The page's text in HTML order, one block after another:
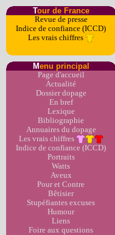
Tour de France
Revue de presse
Indice de confiance (ICCD)
Les vrais chiffres
Menu principal
Page d'accueil
Actualité
Dossier dopage
En bref
Lexique
Bibliographie
Annuaires du dopage
Les vrais chiffres
Indice de confiance (ICCD)
Portraits
Watts
Aveux
Pour et Contre
Bêtisier
Stupéfiantes excuses
Humour
Liens
Foire aux questions